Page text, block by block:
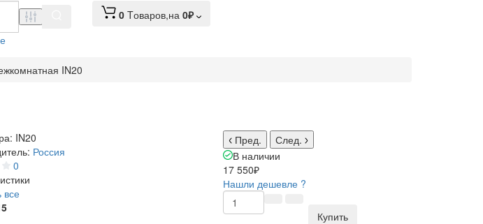
0 Tоваров,на 0₽
IN20
IN20
Россия
0
все
Пред.
След.
В наличии
17 550₽
Нашли дешевле ?
Купить